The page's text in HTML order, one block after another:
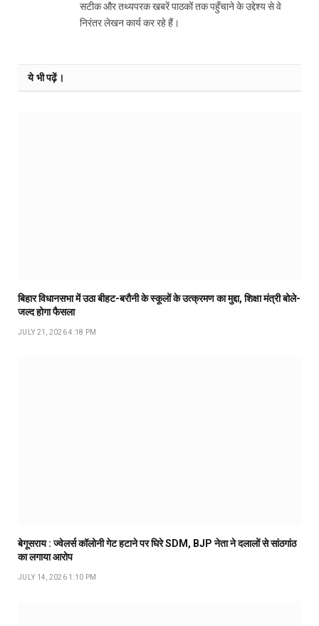
सटीक और तथ्यपरक खबरें पाठकों तक पहुँचाने के उद्देश्य से वे
निरंतर लेखन कार्य कर रहे हैं।
ये भी पढ़ें।
बिहार विधानसभा में उठा बीहट-बरौनी के स्कूलों के उत्क्रमण का मुद्दा, शिक्षा मंत्री बोले-
जल्द होगा फैसला
JULY 21, 2026 4:18 PM
बेगूसराय : ज्वेलर्स कॉलोनी गेट हटाने पर घिरे SDM, BJP नेता ने दलालों से सांठगांठ
का लगाया आरोप
JULY 14, 2026 1:10 PM